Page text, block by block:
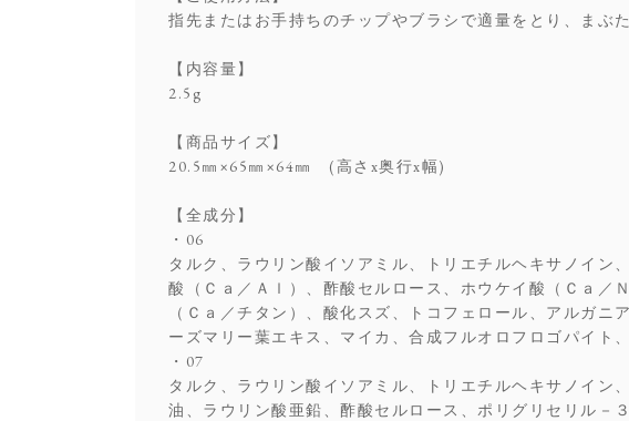
指先またはお手持ちのチップやブラシで適量をとり、まぶ
【内容量】
2.5g
【商品サイズ】
20.5㎜×65㎜×64㎜ (高さx奥行x幅)
【全成分】
・06
タルク、ラウリン酸イソアミル、トリエチルヘキサノイン
酸（Ｃａ／Ａｌ）、酢酸セルロース、ホウケイ酸（Ｃａ／
（Ｃａ／チタン）、酸化スズ、トコフェロール、アルガ
ーズマリー葉エキス、マイカ、合成フルオロフロゴパイト
・07
タルク、ラウリン酸イソアミル、トリエチルヘキサノイ
油、ラウリン酸亜鉛、酢酸セルロース、ポリグリセリル－